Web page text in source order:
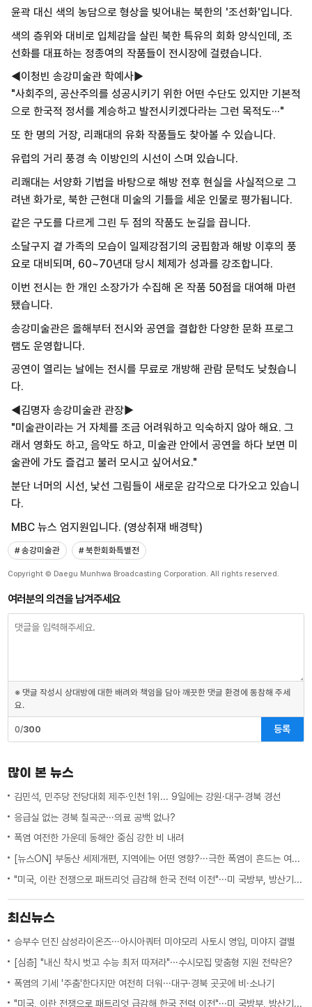
윤곽 대신 색의 농담으로 형상을 빚어내는 북한의 '조선화'입니다.
색의 층위와 대비로 입체감을 살린 북한 특유의 회화 양식인데, 조
선화를 대표하는 정종여의 작품들이 전시장에 걸렸습니다.
◀이청빈 송강미술관 학예사▶
"사회주의, 공산주의를 성공시키기 위한 어떤 수단도 있지만 기본적
으로 한국적 정서를 계승하고 발전시키겠다라는 그런 목적도···"
또 한 명의 거장, 리쾌대의 유화 작품들도 찾아볼 수 있습니다.
유럽의 거리 풍경 속 이방인의 시선이 스며 있습니다.
리쾌대는 서양화 기법을 바탕으로 해방 전후 현실을 사실적으로 그
려낸 화가로, 북한 근현대 미술의 기틀을 세운 인물로 평가됩니다.
같은 구도를 다르게 그린 두 점의 작품도 눈길을 끕니다.
소달구지 곁 가족의 모습이 일제강점기의 궁핍함과 해방 이후의 풍
요로 대비되며, 60~70년대 당시 체제가 성과를 강조합니다.
이번 전시는 한 개인 소장가가 수집해 온 작품 50점을 대여해 마련
됐습니다.
송강미술관은 올해부터 전시와 공연을 결합한 다양한 문화 프로그
램도 운영합니다.
공연이 열리는 날에는 전시를 무료로 개방해 관람 문턱도 낮췄습니
다.
◀김명자 송강미술관 관장▶
"미술관이라는 거 자체를 조금 어려워하고 익숙하지 않아 해요. 그
래서 영화도 하고, 음악도 하고, 미술관 안에서 공연을 하다 보면 미
술관에 가도 즐겁고 불러 모시고 싶어서요."
분단 너머의 시선, 낯선 그림들이 새로운 감각으로 다가오고 있습니
다.
MBC 뉴스 엄지원입니다. (영상취재 배경탁)
# 송강미술관 # 북한회화특별전
Copyright © Daegu Munhwa Broadcasting Corporation. All rights reserved.
여러분의 의견을 남겨주세요
※ 댓글 작성시 상대방에 대한 배려와 책임을 담아 깨끗한 댓글 환경에 동참해 주세
요.
0/300 등록
많이 본 뉴스
김민석, 민주당 전당대회 제주·인천 1위... 9일에는 강원·대구·경북 경선
응급실 없는 경북 칠곡군···의료 공백 없나?
폭염 여전한 가운데 동해안 중심 강한 비 내려
[뉴스ON] 부동산 세제개편, 지역에는 어떤 영향?···극한 폭염이 흔드는 여름 일상
"미국, 이란 전쟁으로 패트리엇 급감해 한국 전력 이전"···미 국방부, 방산기업에 "생산 능력 확대 계획 21일까지 제출하라"
최신뉴스
승부수 던진 삼성라이온즈···아시아쿼터 미야모리 사토시 영입, 미야지 결별
[심층] "내신 착시 벗고 수능 최저 따져라"···수시모집 맞춤형 지원 전략은?
폭염의 기세 '주춤'한다지만 여전히 더워···대구·경북 곳곳에 비·소나기
"미국, 이란 전쟁으로 패트리엇 급감해 한국 전력 이전"···미 국방부, 방산기업에 "생산 능력 확대 계획 21일까지 제출하라"